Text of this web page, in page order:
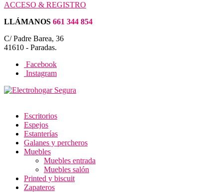
ACCESO & REGISTRO
LLÁMANOS 661 344 854
C/ Padre Barea, 36
41610 - Paradas.
Facebook
Instagram
Escritorios
Espejos
Estanterías
Galanes y percheros
Muebles
Muebles entrada
Muebles salón
Printed y biscuit
Zapateros